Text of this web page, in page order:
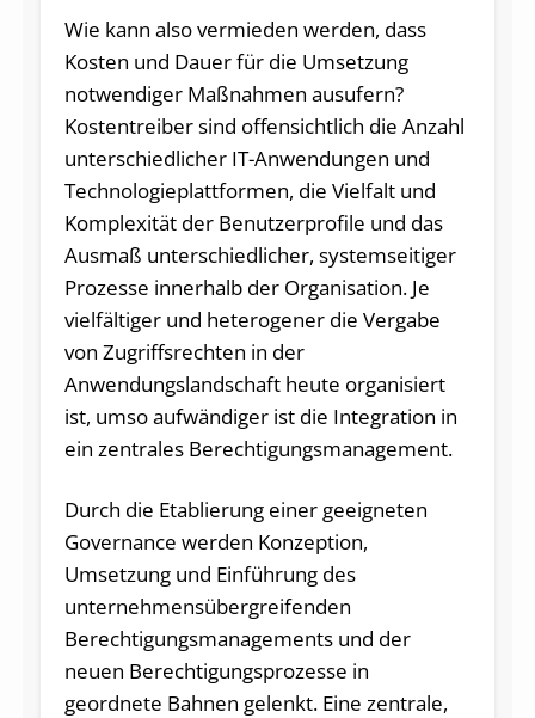
Wie kann also vermieden werden, dass
Kosten und Dauer für die Umsetzung
notwendiger Maßnahmen ausufern?
Kostentreiber sind offensichtlich die Anzahl
unterschiedlicher IT-Anwendungen und
Technologieplattformen, die Vielfalt und
Komplexität der Benutzerprofile und das
Ausmaß unterschiedlicher, systemseitiger
Prozesse innerhalb der Organisation. Je
vielfältiger und heterogener die Vergabe
von Zugriffsrechten in der
Anwendungslandschaft heute organisiert
ist, umso aufwändiger ist die Integration in
ein zentrales Berechtigungsmanagement.
Durch die Etablierung einer geeigneten
Governance werden Konzeption,
Umsetzung und Einführung des
unternehmensübergreifenden
Berechtigungsmanagements und der
neuen Berechtigungsprozesse in
geordnete Bahnen gelenkt. Eine zentrale,